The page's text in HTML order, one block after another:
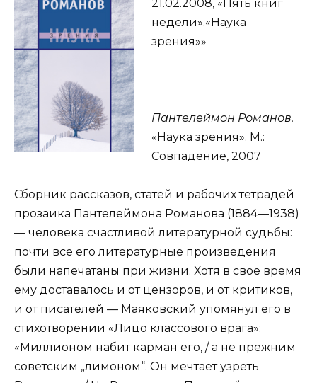
21.02.2008, «Пять книг
недели».«Наука
зрения»»
Пантелеймон Романов.
«Наука зрения». М.:
Совпадение, 2007
Сборник рассказов, статей и рабочих тетрадей
прозаика Пантелеймона Романова (1884—1938)
— человека счастливой литературной судьбы:
почти все его литературные произведения
были напечатаны при жизни. Хотя в свое время
ему доставалось и от цензоров, и от критиков,
и от писателей — Маяковский упомянул его в
стихотворении «Лицо классового врага»:
«Миллионом набит карман его, / а не прежним
советским „лимоном“. Он мечтает узреть